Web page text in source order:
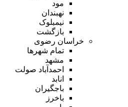
مود
نهبندان
نیمبلوک
بازگشت
خراسان رضوی
تمام شهر‌ها
مشهد
احمدآباد صولت
انابد
باجگیران
باخرز